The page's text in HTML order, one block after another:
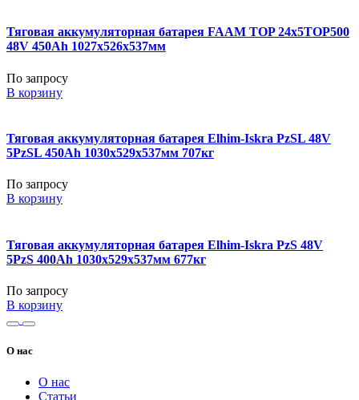
Тяговая аккумуляторная батарея FAAM TOP 24x5TOP500
48V 450Ah 1027x526x537мм
По запросу
В корзину
Тяговая аккумуляторная батарея Elhim-Iskra PzSL 48V
5PzSL 450Ah 1030x529x537мм 707кг
По запросу
В корзину
Тяговая аккумуляторная батарея Elhim-Iskra PzS 48V
5PzS 400Ah 1030x529x537мм 677кг
По запросу
В корзину
О нас
О нас
Статьи